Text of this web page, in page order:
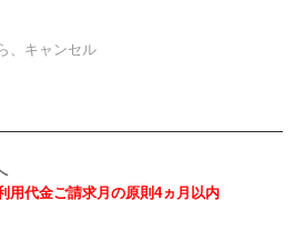
、キャンセル
用代金ご請求月の原則4ヵ月以内